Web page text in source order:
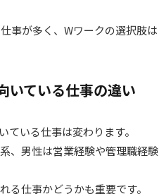
事が多く、Wワークの選択肢は
いている仕事の違い
いる仕事は変わります。
、男性は営業経験や管理職経験
る仕事かどうかも重要です。